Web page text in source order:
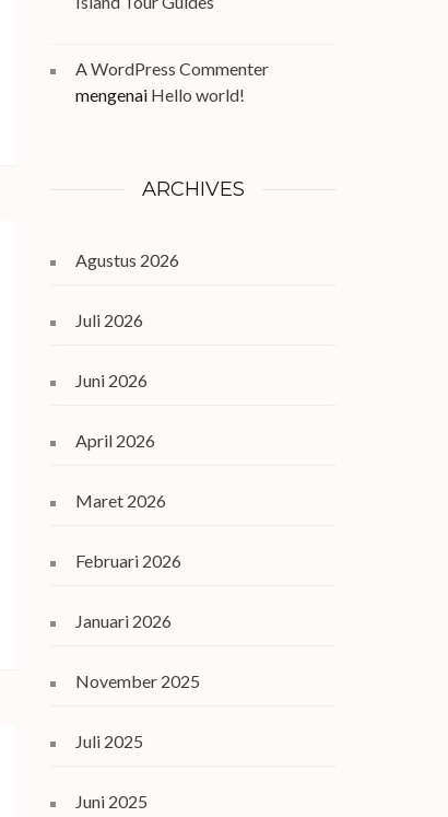
A WordPress Commenter
mengenai Hello world!
ARCHIVES
Agustus 2026
Juli 2026
Juni 2026
April 2026
Maret 2026
Februari 2026
Januari 2026
November 2025
Juli 2025
Juni 2025